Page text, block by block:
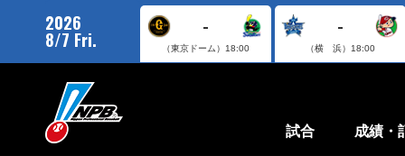
2026
8/7 Fri.
-
（東京ドーム） 18:00
-
（横 浜） 18:00
試合 成績・